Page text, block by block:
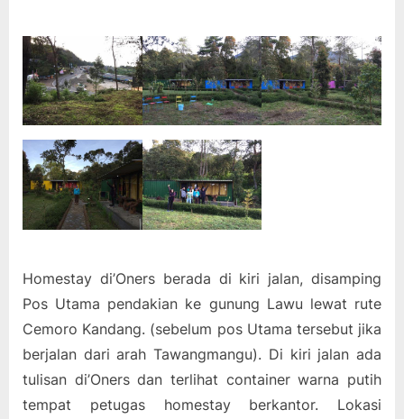
Homestay di’Oners berada di kiri jalan, disamping
Pos Utama pendakian ke gunung Lawu lewat rute
Cemoro Kandang. (sebelum pos Utama tersebut jika
berjalan dari arah Tawangmangu). Di kiri jalan ada
tulisan di’Oners dan terlihat container warna putih
tempat petugas homestay berkantor. Lokasi